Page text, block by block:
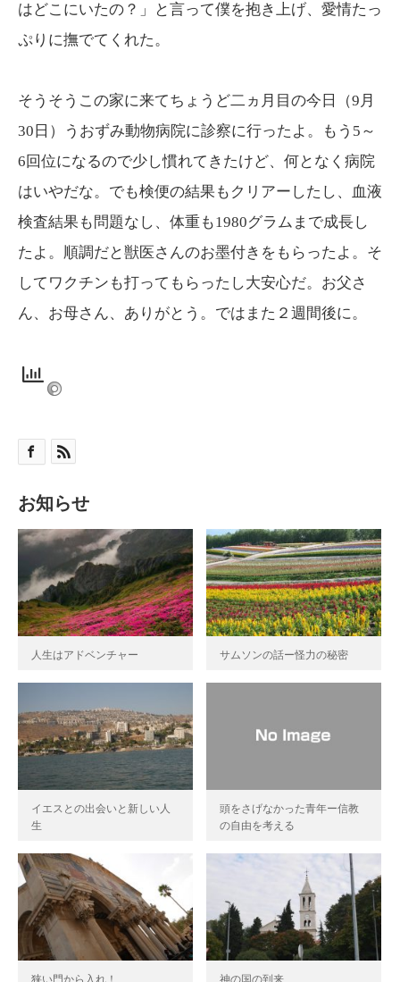
はどこにいたの？」と言って僕を抱き上げ、愛情たっ
ぷりに撫でてくれた。
そうそうこの家に来てちょうど二ヵ月目の今日（9月
30日）うおずみ動物病院に診察に行ったよ。もう5～
6回位になるので少し慣れてきたけど、何となく病院
はいやだな。でも検便の結果もクリアーしたし、血液
検査結果も問題なし、体重も1980グラムまで成長し
たよ。順調だと獣医さんのお墨付きをもらったよ。そ
してワクチンも打ってもらったし大安心だ。お父さ
ん、お母さん、ありがとう。ではまた２週間後に。
お知らせ
人生はアドベンチャー サムソンの話ー怪力の秘密
イエスとの出会いと新しい人
生
頭をさげなかった青年ー信教
の自由を考える
狭い門から入れ！ 神の国の到来